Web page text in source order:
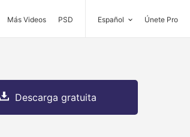
Más Videos PSD Español Únete Pro
Descarga gratuita